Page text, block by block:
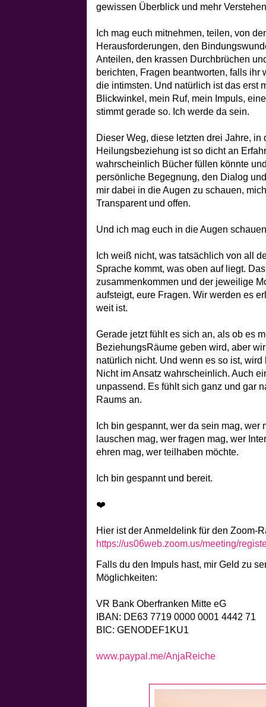
gewissen Überblick und mehr
Ich mag euch mitnehmen, teilen, von
Herausforderungen, den
Anteilen, den krassen Durchbrüchen
berichten, Fragen beantworten, falls ihr
die intimsten. Und natürlich ist das erst
Blickwinkel, mein Ruf, mein Impuls,
stimmt gerade so. Ich werde da sein.
Dieser Weg, diese letzten drei Jahre,
Heilungsbeziehung ist so dicht an
wahrscheinlich Bücher füllen könnte
persönliche Begegnung, den Dialog
mir dabei in die Augen zu schauen,
Transparent und offen.
Und ich mag euch in die Augen
Ich weiß nicht, was tatsächlich von all
Sprache kommt, was oben auf liegt.
zusammenkommen und der jeweilige
aufsteigt, eure Fragen. Wir werden es
weit ist.
Gerade jetzt fühlt es sich an, als ob es
BeziehungsRäume geben wird, aber
natürlich nicht. Und wenn es so ist,
Nicht im Ansatz wahrscheinlich. Auch
unpassend. Es fühlt sich ganz und gar
Raums an.
Ich bin gespannt, wer da sein mag, wer
lauschen mag, wer fragen mag, wer
ehren mag, wer teilhaben möchte.
Ich bin gespannt und bereit.
❤️
Hier ist der Anmeldelink für den Zoom-
https://us06web.zoom.us/meeting/
Falls du den Impuls hast, mir Geld zu
Möglichkeiten:
VR Bank Oberfranken Mitte eG
IBAN: DE63 7719 0000 0001 4442 71
BIC: GENODEF1KU1
www.paypal.me/AnjaReiche